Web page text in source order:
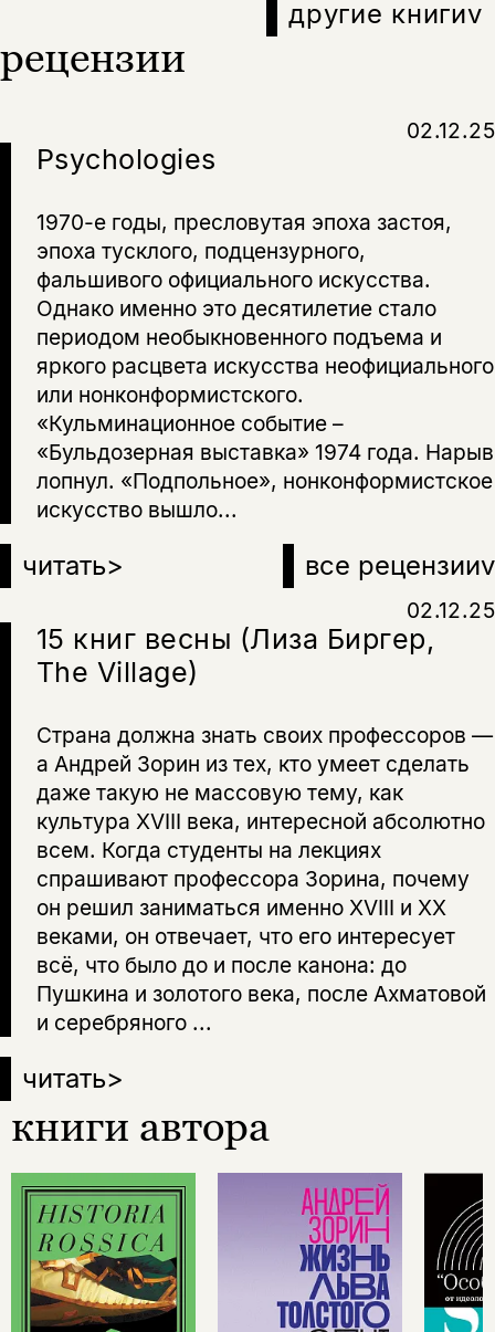
другие книгиv
рецензии
Psychologies
02.12.25
1970-е годы, пресловутая эпоха застоя,
эпоха тусклого, подцензурного,
фальшивого официального искусства.
Однако именно это десятилетие стало
периодом необыкновенного подъема и
яркого расцвета искусства неофициального
или нонконформистского.
«Кульминационное событие –
«Бульдозерная выставка» 1974 года. Нарыв
лопнул. «Подпольное», нонконформистское
искусство вышло...
читать> все рецензииv
15 книг весны (Лиза Биргер,
The Village)
02.12.25
Страна должна знать своих профессоров —
а Андрей Зорин из тех, кто умеет сделать
даже такую не массовую тему, как
культура XVIII века, интересной абсолютно
всем. Когда студенты на лекциях
спрашивают профессора Зорина, почему
он решил заниматься именно XVIII и ХХ
веками, он отвечает, что его интересует
всё, что было до и после канона: до
Пушкина и золотого века, после Ахматовой
и серебряного ...
читать>
книги автора